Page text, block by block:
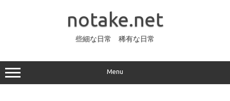
ッ
プ
notake.net
些細な日常 稀有な日常
Menu